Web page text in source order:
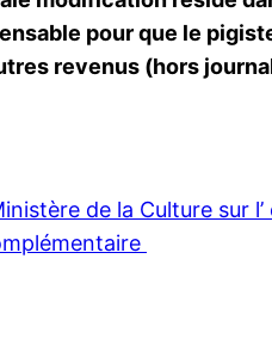
pour que le
revenus (hors
de la Culture sur